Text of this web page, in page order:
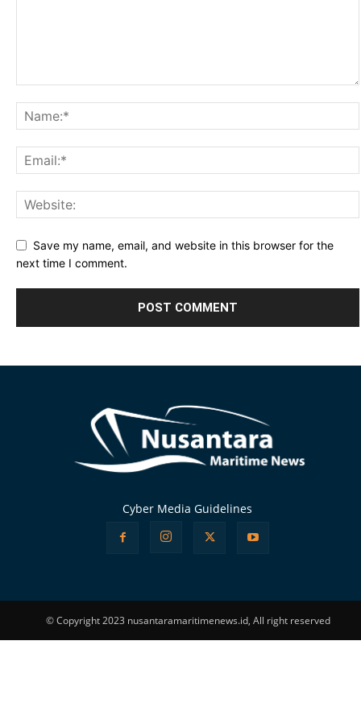
Save my name, email, and website in this browser for the
next time I comment.
Cyber Media Guidelines
© Copyright 2023 nusantaramaritimenews.id, All right reserved